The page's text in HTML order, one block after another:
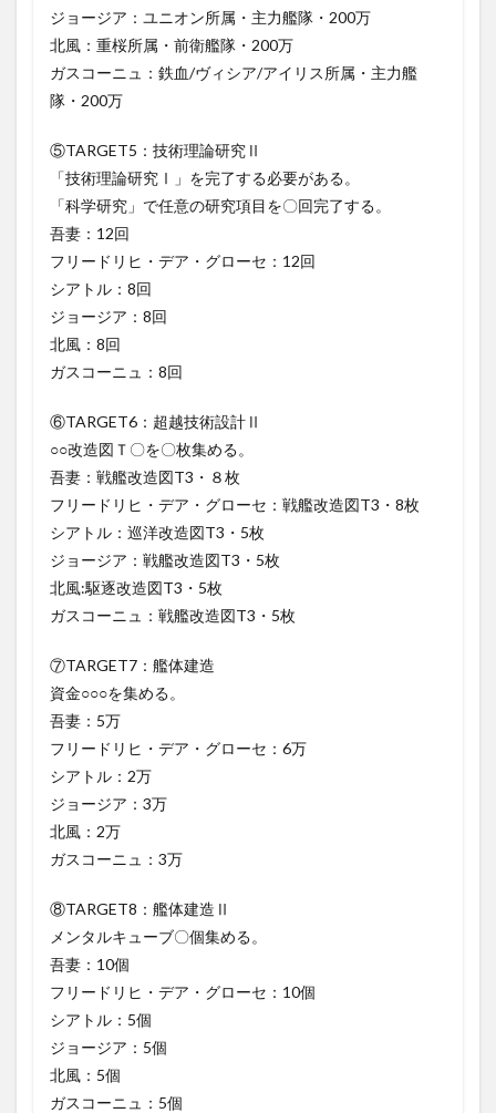
ジョージア：ユニオン所属・主力艦隊・200万
北風：重桜所属・前衛艦隊・200万
ガスコーニュ：鉄血/ヴィシア/アイリス所属・主力艦
隊・200万
⑤TARGET5：技術理論研究Ⅱ
「技術理論研究Ⅰ」を完了する必要がある。
「科学研究」で任意の研究項目を〇回完了する。
吾妻：12回
フリードリヒ・デア・グローセ：12回
シアトル：8回
ジョージア：8回
北風：8回
ガスコーニュ：8回
⑥TARGET6：超越技術設計Ⅱ
○○改造図Ｔ〇を〇枚集める。
吾妻：戦艦改造図T3・８枚
フリードリヒ・デア・グローセ：戦艦改造図T3・8枚
シアトル：巡洋改造図T3・5枚
ジョージア：戦艦改造図T3・5枚
北風:駆逐改造図T3・5枚
ガスコーニュ：戦艦改造図T3・5枚
⑦TARGET7：艦体建造
資金○○○を集める。
吾妻：5万
フリードリヒ・デア・グローセ：6万
シアトル：2万
ジョージア：3万
北風：2万
ガスコーニュ：3万
⑧TARGET8：艦体建造Ⅱ
メンタルキューブ〇個集める。
吾妻：10個
フリードリヒ・デア・グローセ：10個
シアトル：5個
ジョージア：5個
北風：5個
ガスコーニュ：5個